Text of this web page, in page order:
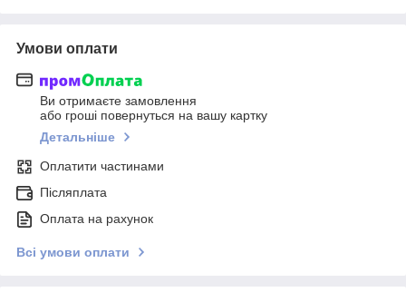
Умови оплати
Ви отримаєте замовлення
або гроші повернуться на вашу картку
Детальніше
Оплатити частинами
Післяплата
Оплата на рахунок
Всі умови оплати